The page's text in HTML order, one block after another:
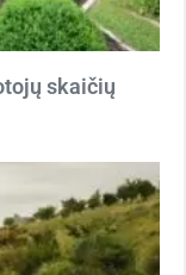
skaičių